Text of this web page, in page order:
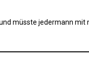
müsste jedermann